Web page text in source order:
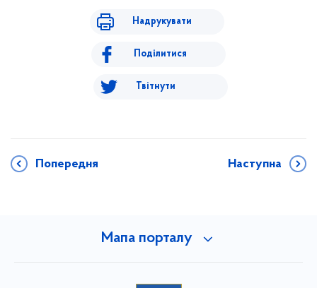
Надрукувати
Поділитися
Твітнути
Попередня Наступна
Мапа порталу